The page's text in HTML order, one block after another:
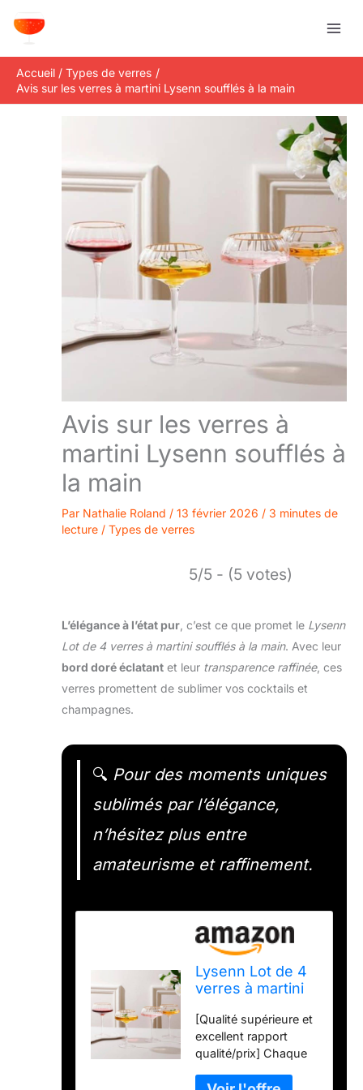
Accueil
Types de verres
Avis sur les verres à martini Lysenn soufflés à la main
Avis sur les verres à
martini Lysenn soufflés à
la main
Par Nathalie Roland / 13 février 2026 / 3 minutes de
lecture / Types de verres
5/5 - (5 votes)
L’élégance à l’état pur , c’est ce que promet le Lysenn
Lot de 4 verres à martini soufflés à la main. Avec leur
bord doré éclatant et leur transparence raffinée, ces
verres promettent de sublimer vos cocktails et
champagnes.
🔍 Pour des moments uniques
sublimés par l’élégance,
n’hésitez plus entre
amateurisme et raffinement.
Lysenn Lot de 4
verres à martini
main, parfaits
pour les cocktails
et le champagne,
240 ml, bord
[Qualité supérieure et
excellent rapport
qualité/prix] Chaque
e
c
h
e